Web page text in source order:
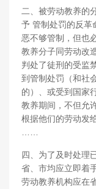
二、被劳动教养的
予 管制处罚的反革
恶不够管制，但也
教养分子同劳动改
判处了徒刑的受监
到管制处罚（和社
的）、或受到国家
教养期间，不但允
根据他们的劳动发
四、为了及时处理
省、市均应立即着
劳动教养机构应在